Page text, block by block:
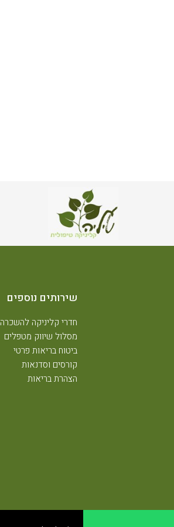
שירותים נוספים
חדרי קליניקה להשכרה
מסלול שיווק מטפלים
ביטוח בריאות פרטי
קורסים וסדנאות
הצהרת בריאות